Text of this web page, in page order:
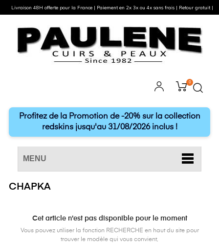
0
Profitez de la Promotion de -20% sur la collection
redskins jusqu'au 31/08/2026 inclus !
MENU
CHAPKA
Cet article n'est pas disponible pour le moment
Vous pouvez utiliser la fonction RECHERCHE en haut du site pour
trouver le modèle qui vous convient,
Livraison 48H offerte pour la France | Paiement en 2x 3x ou 4x sans frais | Retour gratuit |